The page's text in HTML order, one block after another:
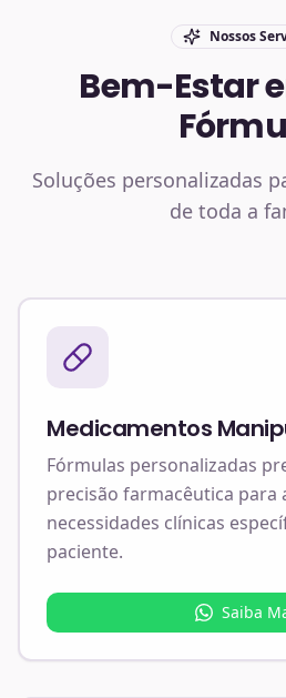
Nossos
Bem-Estar
Soluções personalizadas
de toda a
Medicamentos
Fórmulas personalizadas
precisão farmacêutica para
necessidades clínicas
paciente.
Saiba